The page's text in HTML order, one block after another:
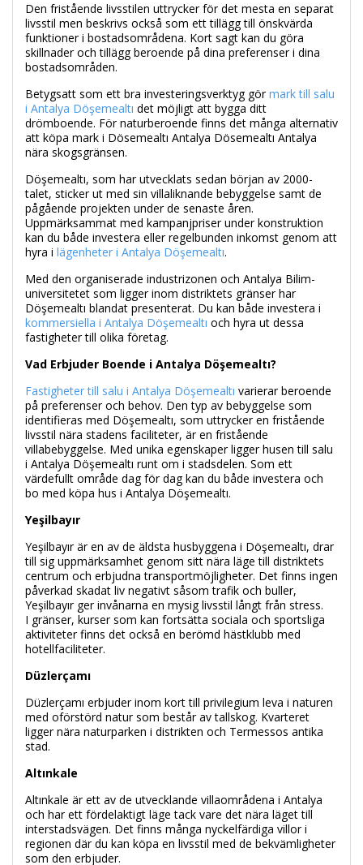
Den fristående livsstilen uttrycker för det mesta en separat
livsstil men beskrivs också som ett tillägg till önskvärda
funktioner i bostadsområdena. Kort sagt kan du göra
skillnader och tillägg beroende på dina preferenser i dina
bostadsområden.
Betygsatt som ett bra investeringsverktyg görmark till salu
i Antalya Döşemealtı det möjligt att bygga ditt
drömboende. För naturberoende finns det många alternativ
att köpa mark i Dösemealtı Antalya Dösemealtı Antalya
nära skogsgränsen.
Döşemealtı, som har utvecklats sedan början av 2000-
talet, sticker ut med sin villaliknande bebyggelse samt de
pågående projekten under de senaste åren.
Uppmärksammat med kampanjpriser under konstruktion
kan du både investera eller regelbunden inkomst genom att
hyra i lägenheter i Antalya Döşemealtı.
Med den organiserade industrizonen och Antalya Bilim-
universitetet som ligger inom distriktets gränser har
Döşemealtı blandat presenterat. Du kan både investera i
kommersiella i Antalya Döşemealtı och hyra ut dessa
fastigheter till olika företag.
Vad Erbjuder Boende i Antalya Döşemealtı?
Fastigheter till salu i Antalya Döşemealtı varierar beroende
på preferenser och behov. Den typ av bebyggelse som
identifieras med Döşemealtı, som uttrycker en fristående
livsstil nära stadens faciliteter, är en fristående
villabebyggelse. Med unika egenskaper ligger husen till salu
i Antalya Döşemealtı runt om i stadsdelen. Som ett
värdefullt område dag för dag kan du både investera och
bo med köpa hus i Antalya Döşemealtı.
Yeşilbayır
Yeşilbayır är en av de äldsta husbyggena i Döşemealtı, drar
till sig uppmärksamhet genom sitt nära läge till distriktets
centrum och erbjudna transportmöjligheter. Det finns ingen
påverkad skadat liv negativt såsom trafik och buller,
Yeşilbayır ger invånarna en mysig livsstil långt från stress.
I gränser, kurser som kan fortsätta sociala och sportsliga
aktiviteter finns det också en berömd hästklubb med
hotellfaciliteter.
Düzlerçamı
Düzlerçamı erbjuder inom kort till privilegium leva i naturen
med oförstörd natur som består av tallskog. Kvarteret
ligger nära naturparken i distrikten och Termessos antika
stad.
Altınkale
Altınkale är ett av de utvecklande villaområdena i Antalya
och har ett fördelaktigt läge tack vare det nära läget till
interstadsvägen. Det finns många nyckelfärdiga villor i
regionen där du kan köpa en livsstil med de bekvämligheter
som den erbjuder.